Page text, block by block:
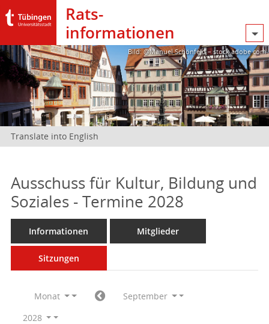
Rats­
informationen
Bild: @Manuel Schönfeld – stock.adobe.com
Translate into English
Ausschuss für Kultur, Bildung und
Soziales - Termine 2028
Informationen Mitglieder
Sitzungen
Monat
September
2028